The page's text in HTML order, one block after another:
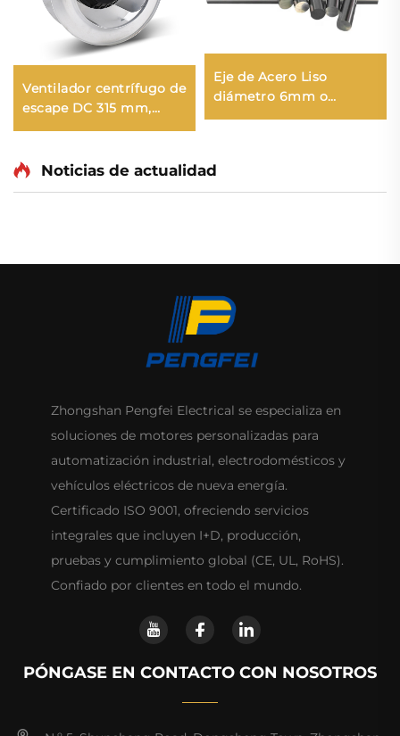
Ventilador centrífugo de
escape DC 315 mm,
ventilador de aire
ventilador metálico de
Eje de Acero Liso
diámetro 6mm o
Personalizado
Motor con peso ligero
Noticias de actualidad
Zhongshan Pengfei Electrical se especializa en
soluciones de motores personalizadas para
automatización industrial, electrodomésticos y
vehículos eléctricos de nueva energía.
Certificado ISO 9001, ofreciendo servicios
integrales que incluyen I+D, producción,
pruebas y cumplimiento global (CE, UL, RoHS).
Confiado por clientes en todo el mundo.
PÓNGASE EN CONTACTO CON NOSOTROS